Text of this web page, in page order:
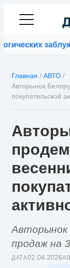
Главная / АВТО /
Авторынок
покупательской
Авторынок
продаж на
ДАТА02.04.2026